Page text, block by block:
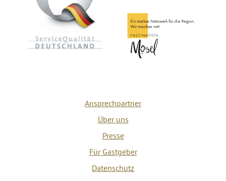
Ansprechpartner
Über uns
Presse
Für Gastgeber
Datenschutz